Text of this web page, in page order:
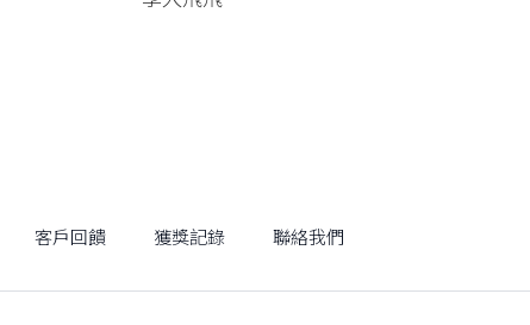
客戶回饋 獲獎記錄 聯絡我們